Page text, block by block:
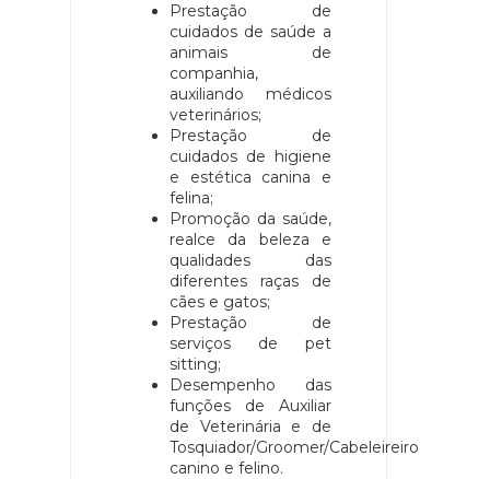
Prestação de
cuidados de saúde a
animais de
companhia,
auxiliando médicos
veterinários;
Prestação de
cuidados de higiene
e estética canina e
felina;
Promoção da saúde,
realce da beleza e
qualidades das
diferentes raças de
cães e gatos;
Prestação de
serviços de pet
sitting;
Desempenho das
funções de Auxiliar
de Veterinária e de
Tosquiador/Groomer/Cabeleireiro
canino e felino.